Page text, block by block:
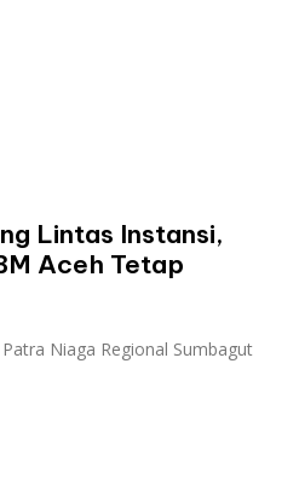
Lintas Instansi,
Aceh Tetap
Niaga Regional Sumbagut